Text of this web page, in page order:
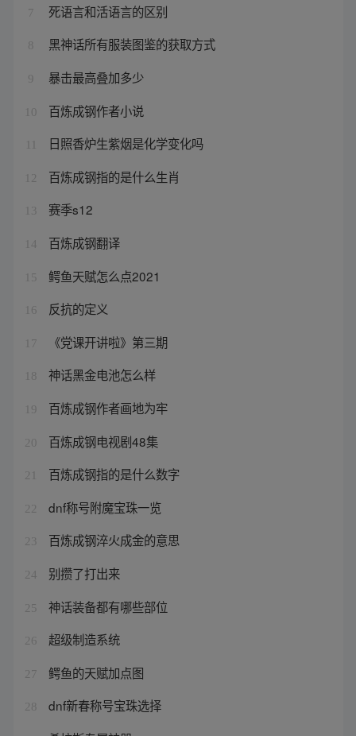
7 死语言和活语言的区别
8 黑神话所有服装图鉴的获取方式
9 暴击最高叠加多少
10 百炼成钢作者小说
日照香炉生紫烟是化学变化吗
12 百炼成钢指的是什么生肖
13 赛季s12
14 百炼成钢翻译
15 鳄鱼天赋怎么点2021
16 反抗的定义
17 《党课开讲啦》第三期
18 神话黑金电池怎么样
19 百炼成钢作者画地为牢
20 百炼成钢电视剧48集
21 百炼成钢指的是什么数字
22 dnf称号附魔宝珠一览
23 百炼成钢淬火成金的意思
24 别攒了打出来
25 神话装备都有哪些部位
26 超级制造系统
27 鳄鱼的天赋加点图
28 dnf新春称号宝珠选择